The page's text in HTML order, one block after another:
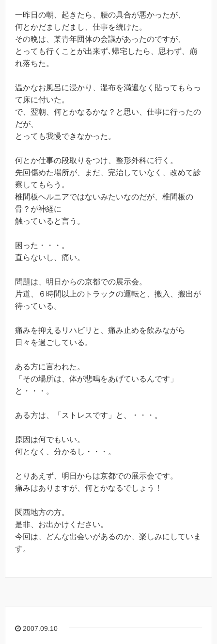
一昨日の朝、起きたら、腰の具合が悪かったが、
何とかだましだまし、仕事を続けた。
その晩は、某青年団体の会議があったのですが、
とっても行くことが出来ず､帰宅したら、思わず、崩
れ落ちた。
温かなお風呂に浸かり、湿布を満遍なく貼ってもらっ
て床に付いた。
で、翌朝、何とかなるかな？と思い、仕事に行ったの
だが、
とっても我慢できなかった。
何とか仕事の段取りをつけ、整形外科に行く。
先回傷めた場所が、まだ、完治していなく、改めて診
察してもらう。
椎間板ヘルニアではないみたいなのだが、椎間板の
骨？が神経に
触っていると言う。
困った・・・。
直らないし、痛い。
問題は、明日からの京都での展示会。
片道、６時間以上のトラックの運転と、搬入、搬出が
待っている。
痛みを抑えるリハビリと、痛み止めを飲みながら
日々を過ごしている。
ある方に言われた。
「その場所は、体が悲鳴をあげているんです」
と・・・。
ある方は、「ストレスです」と、・・・。
原因は何でもいい。
何となく、分かるし・・・。
とりあえず、明日からは京都での展示会です。
痛みはありますが、何とかなるでしょう！
関西地方の方。
是非、お出かけください。
今回は、どんな出会いがあるのか、楽しみにしていま
す。
2007.09.10